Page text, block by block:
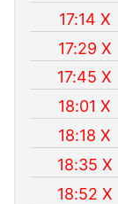
17:14 X
17:29 X
17:45 X
18:01 X
18:18 X
18:35 X
18:52 X